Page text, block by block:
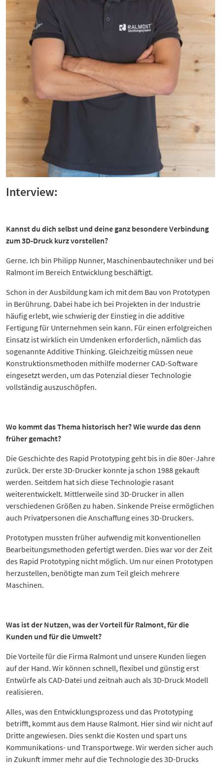
Interview:
Kannst du dich selbst und deine ganz besondere Verbindung
zum 3D-Druck kurz vorstellen?
Gerne. Ich bin Philipp Nunner, Maschinenbautechniker und bei
Ralmont im Bereich Entwicklung beschäftigt.
Schon in der Ausbildung kam ich mit dem Bau von Prototypen
in Berührung. Dabei habe ich bei Projekten in der Industrie
häufig erlebt, wie schwierig der Einstieg in die additive
Fertigung für Unternehmen sein kann. Für einen erfolgreichen
Einsatz ist wirklich ein Umdenken erforderlich, nämlich das
sogenannte Additive Thinking. Gleichzeitig müssen neue
Konstruktionsmethoden mithilfe moderner CAD-Software
eingesetzt werden, um das Potenzial dieser Technologie
vollständig auszuschöpfen.
Wo kommt das Thema historisch her? Wie wurde das denn
früher gemacht?
Die Geschichte des Rapid Prototyping geht bis in die 80er-Jahre
zurück. Der erste 3D-Drucker konnte ja schon 1988 gekauft
werden. Seitdem hat sich diese Technologie rasant
weiterentwickelt. Mittlerweile sind 3D-Drucker in allen
verschiedenen Größen zu haben. Sinkende Preise ermöglichen
auch Privatpersonen die Anschaffung eines 3D-Druckers.
Prototypen mussten früher aufwendig mit konventionellen
Bearbeitungsmethoden gefertigt werden. Dies war vor der Zeit
des Rapid Prototyping nicht möglich. Um nur einen Prototypen
herzustellen, benötigte man zum Teil gleich mehrere
Maschinen.
Was ist der Nutzen, was der Vorteil für Ralmont, für die
Kunden und für die Umwelt?
Die Vorteile für die Firma Ralmont und unsere Kunden liegen
auf der Hand. Wir können schnell, flexibel und günstig erst
Entwürfe als CAD-Datei und zeitnah auch als 3D-Druck Modell
realisieren.
Alles, was den Entwicklungsprozess und das Prototyping
betrifft, kommt aus dem Hause Ralmont. Hier sind wir nicht auf
Dritte angewiesen. Dies senkt die Kosten und spart uns
Kommunikations- und Transportwege. Wir werden sicher auch
in Zukunft immer mehr auf die Technologie des 3D-Drucks